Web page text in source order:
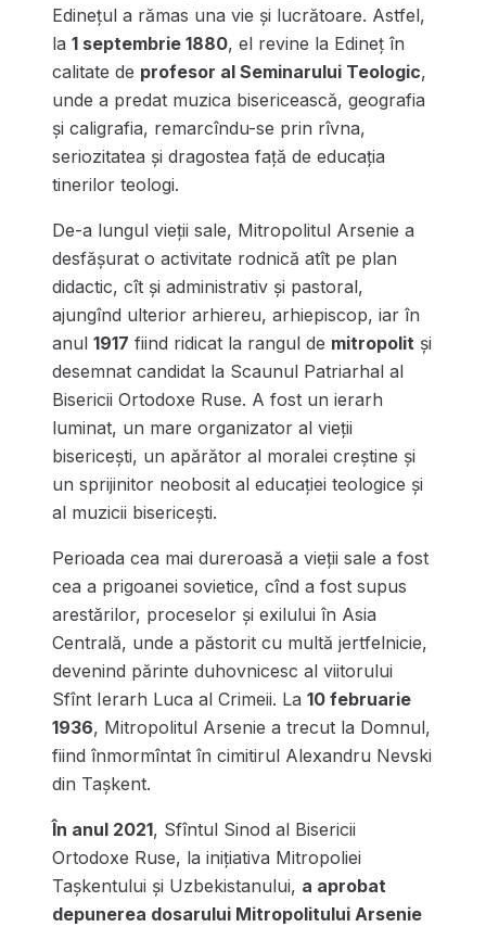
Edinețul a rămas una vie și lucrătoare. Astfel,
la 1 septembrie 1880, el revine la Edineț în
calitate de profesor al Seminarului Teologic,
unde a predat muzica bisericească, geografia
și caligrafia, remarcîndu-se prin rîvna,
seriozitatea și dragostea față de educația
tinerilor teologi.
De-a lungul vieții sale, Mitropolitul Arsenie a
desfășurat o activitate rodnică atît pe plan
didactic, cît și administrativ și pastoral,
ajungînd ulterior arhiereu, arhiepiscop, iar în
anul 1917 fiind ridicat la rangul de mitropolit și
desemnat candidat la Scaunul Patriarhal al
Bisericii Ortodoxe Ruse. A fost un ierarh
luminat, un mare organizator al vieții
bisericești, un apărător al moralei creștine și
un sprijinitor neobosit al educației teologice și
al muzicii bisericești.
Perioada cea mai dureroasă a vieții sale a fost
cea a prigoanei sovietice, cînd a fost supus
arestărilor, proceselor și exilului în Asia
Centrală, unde a păstorit cu multă jertfelnicie,
devenind părinte duhovnicesc al viitorului
Sfînt Ierarh Luca al Crimeii. La 10 februarie
1936, Mitropolitul Arsenie a trecut la Domnul,
fiind înmormîntat în cimitirul Alexandru Nevski
din Tașkent.
În anul 2021, Sfîntul Sinod al Bisericii
Ortodoxe Ruse, la inițiativa Mitropoliei
Tașkentului și Uzbekistanului, a aprobat
depunerea dosarului Mitropolitului Arsenie